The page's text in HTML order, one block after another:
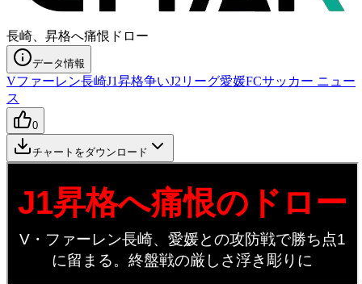
長崎、昇格へ痛恨ドロー
データ情報
Vファーレン長崎J1昇格争いJ2リーグ愛媛FCサッカー ニュー
ス
0
チャートをダウンロード